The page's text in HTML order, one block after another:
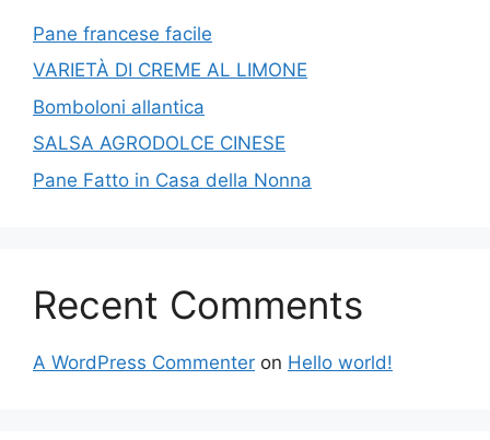
Pane francese facile
VARIETÀ DI CREME AL LIMONE
Bomboloni allantica
SALSA AGRODOLCE CINESE
Pane Fatto in Casa della Nonna
Recent Comments
A WordPress Commenter on Hello world!